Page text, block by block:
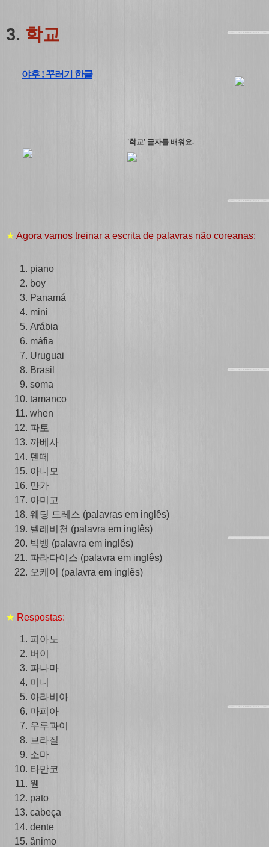
3. 학교
야후 ! 꾸러기 한글
'학교' 글자를 배워요.
★ Agora vamos treinar a escrita de palavras não coreanas:
piano
boy
Panamá
mini
Arábia
máfia
Uruguai
Brasil
soma
tamanco
when
파토
까베사
덴떼
아니모
만가
아미고
웨딩 드레스 (palavras em inglês)
텔레비천 (palavra em inglês)
빅뱅 (palavra em inglês)
파라다이스 (palavra em inglês)
오케이 (palavra em inglês)
★ Respostas:
피아노
버이
파나마
미니
아라비아
마피아
우루과이
브라질
소마
타만코
웬
pato
cabeça
dente
ânimo